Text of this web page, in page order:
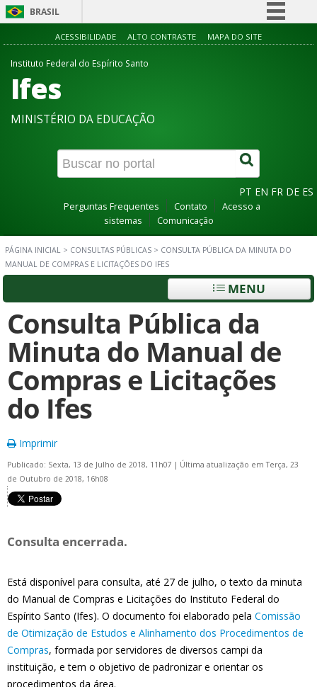
BRASIL
Simplifique!
Canais
ACESSIBILIDADE ALTO CONTRASTE MAPA DO SITE
Instituto Federal do Espírito Santo
Ifes
MINISTÉRIO DA EDUCAÇÃO
PT EN FR DE ES
Perguntas Frequentes Contato
Acesso a
sistemas
Comunicação
PÁGINA INICIAL > CONSULTAS PÚBLICAS > CONSULTA PÚBLICA DA MINUTA DO
MANUAL DE COMPRAS E LICITAÇÕES DO IFES
MENU
Consulta Pública da
Minuta do Manual de
Compras e Licitações
do Ifes
Imprimir
Publicado: Sexta, 13 de Julho de 2018, 11h07 | Última atualização em Terça, 23
de Outubro de 2018, 16h08
Consulta encerrada.
Está disponível para consulta, até 27 de julho, o texto da minuta
do Manual de Compras e Licitações do Instituto Federal do
Espírito Santo (Ifes). O documento foi elaborado pela Comissão
de Otimização de Estudos e Alinhamento dos Procedimentos de
Compras, formada por servidores de diversos campi da
instituição, e tem o objetivo de padronizar e orientar os
procedimentos da área.